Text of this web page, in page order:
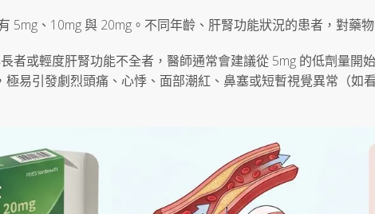
5mg、10mg 與 20mg。不同年齡、肝腎功能狀況的患者，對藥
者或輕度肝腎功能不全者，醫師通常會建議從 5mg 的低劑量開
極易引發劇烈頭痛、心悸、面部潮紅、鼻塞或短暫視覺異常（如